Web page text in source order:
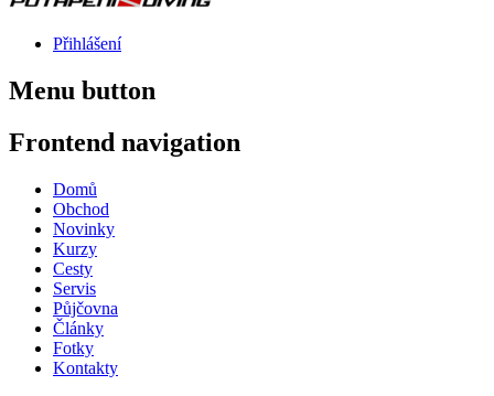
Přihlášení
Menu button
Frontend navigation
Domů
Obchod
Novinky
Kurzy
Cesty
Servis
Půjčovna
Články
Fotky
Kontakty